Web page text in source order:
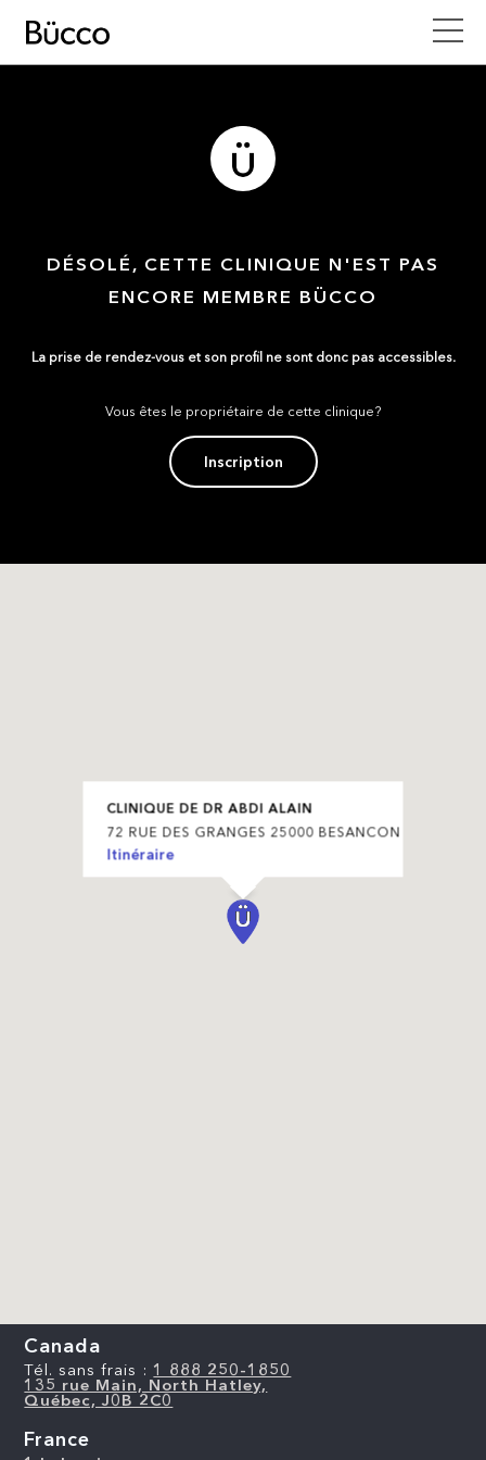
DÉSOLÉ, CETTE CLINIQUE N'EST PAS
ENCORE MEMBRE BÜCCO
La prise de rendez-vous et son profil ne sont donc pas accessibles.
Vous êtes le propriétaire de cette clinique?
Inscription
CLINIQUE DE DR ABDI ALAIN
72 RUE DES GRANGES 25000 BESANCON
Itinéraire
Canada
Tél. sans frais : 1 888 250-1850
135 rue Main, North Hatley,
Québec, J0B 2C0
France